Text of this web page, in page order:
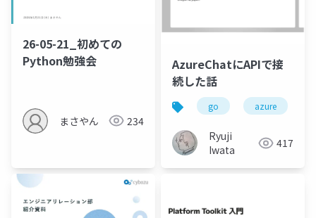
26-05-21_初めての
Python勉強会
まさやん 234
AzureChatにAPIで接
続した話
go azure
Ryuji
Iwata
417